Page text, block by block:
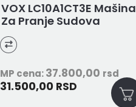
VOX LC10A1CT3E Mašina
Za Pranje Sudova
MP cena:37.800,00 rsd
31.500,00 RSD